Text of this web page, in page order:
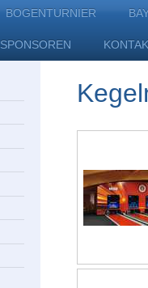
BOGENTURNIER
SPONSOREN